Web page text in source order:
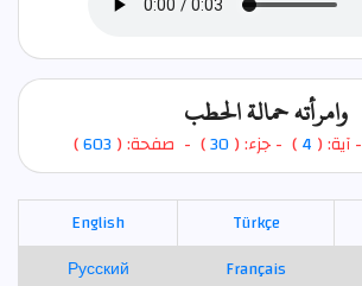
وامرأته حمالة الحطب
- آية: ( 4
) - جزء: (30) - صفحة: (603
)
English Türkçe
Русский
Français